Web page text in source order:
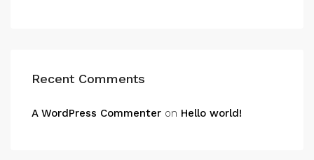
Recent Comments
A WordPress Commenter on Hello world!